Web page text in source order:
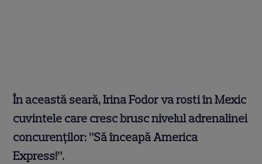
În această seară, Irina Fodor va rosti în Mexic
cuvintele care cresc brusc nivelul adrenalinei
concurenților: ”Să înceapă America
Express!”.